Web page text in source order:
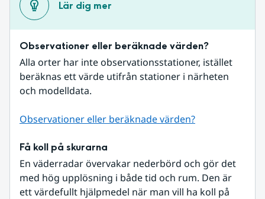
Lär dig mer
Observationer eller beräknade värden?
Alla orter har inte observationsstationer, istället
beräknas ett värde utifrån stationer i närheten
och modelldata.
Observationer eller beräknade värden?
Få koll på skurarna
En väderradar övervakar nederbörd och gör det
med hög upplösning i både tid och rum. Den är
ett värdefullt hjälpmedel när man vill ha koll på